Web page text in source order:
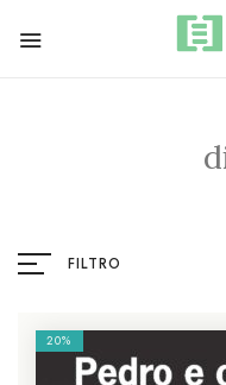
FILTRO
20%